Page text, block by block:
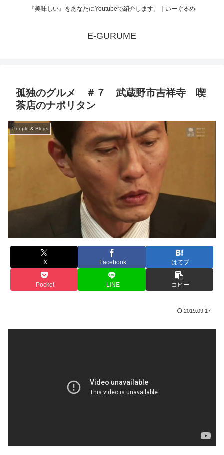
『美味しい』をあなたにYoutubeで紹介します。｜いーぐるめ
E-GURUME
孤独のグルメ ＃７ 武蔵野市吉祥寺 喫
茶店のナポリタン
People & Blogs
X Facebook はてブ
Pocket LINE コピー
2019.09.17